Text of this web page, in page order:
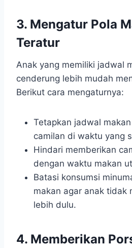
3. Mengatur Pola
Teratur
Anak yang memiliki jadwal
cenderung lebih mudah
Berikut cara mengaturnya:
Tetapkan jadwal
camilan di waktu yang
Hindari memberikan
dengan waktu makan
Batasi konsumsi
makan agar anak tidak
lebih dulu.
4. Memberikan